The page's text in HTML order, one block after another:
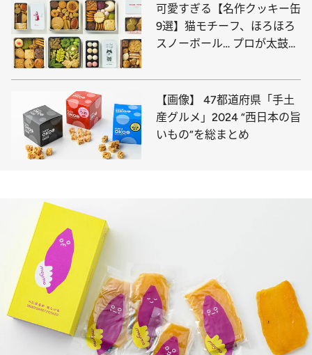
可愛すぎる【名作クッキー缶
9選】猫モチーフ、ほろほろ
スノーボール… プロが太鼓判
【画像】 47都道府県「手土
産グルメ」2024 “西日本の旨
いもの”を総まとめ